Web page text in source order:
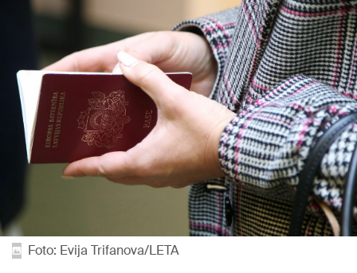
Foto: Evija Trifanova/LETA